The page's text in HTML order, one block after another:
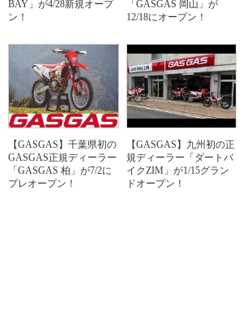
BAY」が4/28新規オープ
ン！
「GASGAS 岡山」が
12/18にオープン！
【GASGAS】千葉県初の
GASGAS正規ディーラー
「GASGAS 柏」が7/2に
プレオープン！
【GASGAS】九州初の正
規ディーラー「ダートバ
イクZIM」が1/15グラン
ドオープン！